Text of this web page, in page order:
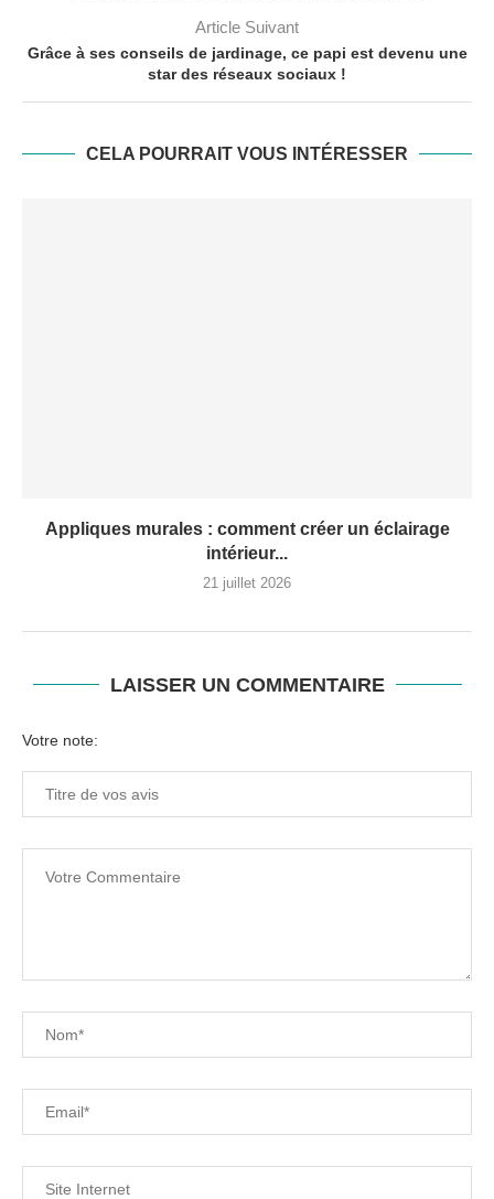
Article Suivant
Grâce à ses conseils de jardinage, ce papi est devenu une
star des réseaux sociaux !
CELA POURRAIT VOUS INTÉRESSER
Appliques murales : comment créer un éclairage
intérieur...
21 juillet 2026
LAISSER UN COMMENTAIRE
Votre note: